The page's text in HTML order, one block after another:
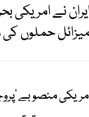
نے امریکی
حملوں
امریکی منصوبے